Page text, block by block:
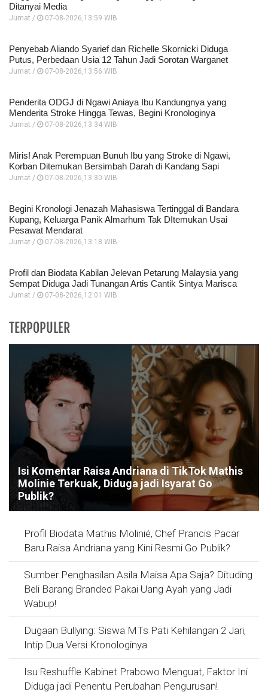
Ditanyai Media
Jumat / 07-08-2026,13:59 WIB
Penyebab Aliando Syarief dan Richelle Skornicki Diduga
Putus, Perbedaan Usia 12 Tahun Jadi Sorotan Warganet
Jumat / 07-08-2026,13:56 WIB
Penderita ODGJ di Ngawi Aniaya Ibu Kandungnya yang
Menderita Stroke Hingga Tewas, Begini Kronologinya
Jumat / 07-08-2026,13:34 WIB
Miris! Anak Perempuan Bunuh Ibu yang Stroke di Ngawi,
Korban Ditemukan Bersimbah Darah di Kandang Sapi
Jumat / 07-08-2026,13:30 WIB
Begini Kronologi Jenazah Mahasiswa Tertinggal di Bandara
Kupang, Keluarga Panik Almarhum Tak DItemukan Usai
Pesawat Mendarat
Jumat / 07-08-2026,13:18 WIB
Profil dan Biodata Kabilan Jelevan Petarung Malaysia yang
Sempat Diduga Jadi Tunangan Artis Cantik Sintya Marisca
Jumat / 07-08-2026,12:01 WIB
TERPOPULER
Isi Komentar Raisa Andriana di TikTok Mathis
Molinie Terkuak, Diduga jadi Isyarat Go
Publik?
Profil Biodata Mathis Molinié, Chef Prancis Pacar
Baru Raisa Andriana yang Kini Resmi Go Publik?
Sumber Penghasilan Asila Maisa Apa Saja? Dituding
Beli Barang Branded Pakai Uang Ayah yang Jadi
Wabup!
Dugaan Bullying: Siswa MTs Pati Kehilangan 2 Jari,
Intip Dua Versi Kronologinya
Isu Reshuffle Kabinet Prabowo Menguat, Faktor Ini
Diduga jadi Penentu Perubahan Pengurusan!